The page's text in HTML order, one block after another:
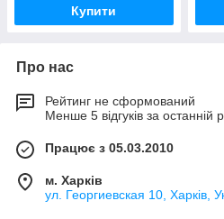
Купити
Про нас
Рейтинг не сформований
Менше 5 відгуків за останній
Працює з 05.03.2010
м. Харків
ул. Георгиевская 10, Харків,